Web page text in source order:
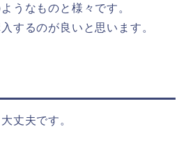
うなものと様々です。
するのが良いと思います。
丈夫です。